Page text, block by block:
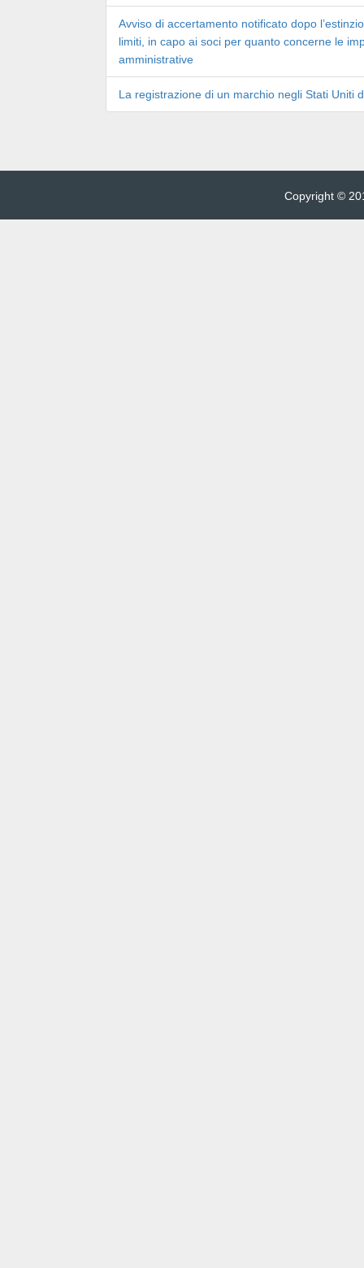
Avviso di accertamento notificato dopo
limiti, in capo ai soci per quanto concerne le
amministrative
La registrazione di un marchio negli Stati Uniti
Copyright ©